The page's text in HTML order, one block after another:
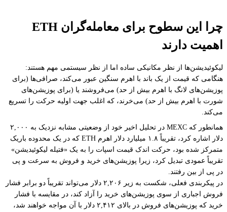
چرا این سطوح برای معامله‌گران ETH
اهمیت دارند
لیکوئیدیشن‌ها از نظر مکانیکی ساده اما از نظر سیستمی مهم هستند:
هنگامی که قیمت از یک باند با اهرم سنگین عبور می‌کند، صرافی‌ها (برای
پوزیشن‌های لانگ با اهرم بیش از حد) می‌فروشند یا (برای پوزیشن‌های
شورت با اهرم بیش از حد) می‌خرند، که اغلب جهت اولیه حرکت را تسریع
می‌کند.
همانطور که MEXC در تحلیل اخیر خود از وضعیتی مشابه نزدیک به ۲,۰۰۰
دلار اشاره کرد، تقریباً ۱.۸ میلیارد دلار اهرم ETH که در یک محدوده باریک
متمرکز شده بود، حرکت اندک قیمت اسپات را به یک «فتیله لیکوئیدیشن»
تقریباً عمودی تبدیل کرد، زیرا پوزیشن‌های خرید و فروش به سرعت و پی
در پی از بین رفتند.
در پیکربندی فعلی، شکست به زیر ۲,۲۰۶ دلار می‌تواند تقریباً دو برابر فشار
فروش اجباری از سوی پوزیشن‌های خرید را آزاد کند، در مقایسه با فشار
خرید که پوزیشن‌های فروش در بالای ۲,۴۱۲ دلار با آن مواجه خواهند شد،